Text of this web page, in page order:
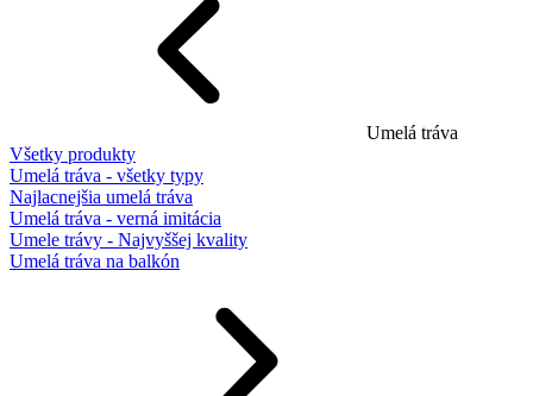
Umelá tráva
Všetky produkty
Umelá tráva - všetky typy
Najlacnejšia umelá tráva
Umelá tráva - verná imitácia
Umele trávy - Najvyššej kvality
Umelá tráva na balkón